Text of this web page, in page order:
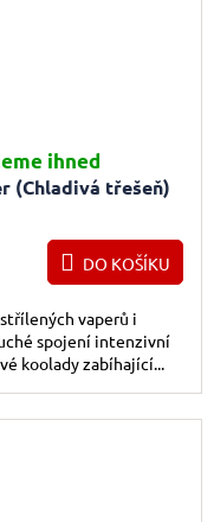
(Chladivá třešeň)
ihned
DO KOŠÍKU
vaperů i
spojení intenzivní
koolady zabíhající...